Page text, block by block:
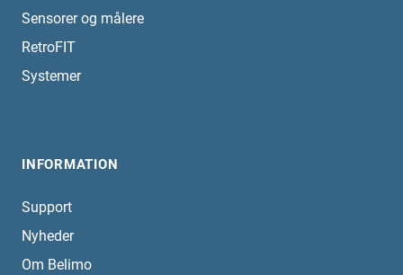
Sensorer og målere
RetroFIT
Systemer
INFORMATION
Support
Nyheder
Om Belimo